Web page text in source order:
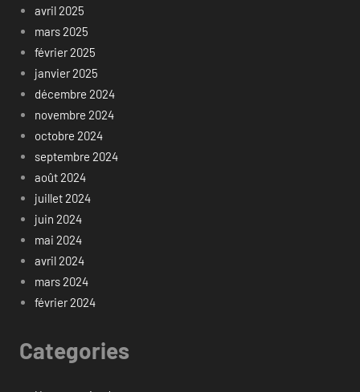
avril 2025
mars 2025
février 2025
janvier 2025
décembre 2024
novembre 2024
octobre 2024
septembre 2024
août 2024
juillet 2024
juin 2024
mai 2024
avril 2024
mars 2024
février 2024
Categories